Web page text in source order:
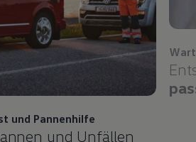
und Pannenhilfe
und Unfällen